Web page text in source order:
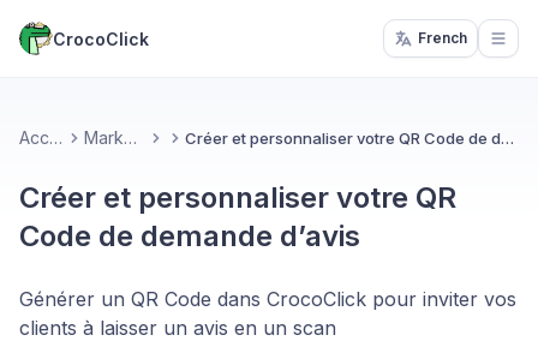
CrocoClick French
Accueil Marketing Créer et personnaliser votre QR Code de demande d’avis
Créer et personnaliser votre QR
Code de demande d’avis
Générer un QR Code dans CrocoClick pour inviter vos
clients à laisser un avis en un scan